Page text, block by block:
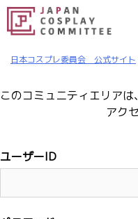
日本コスプレ委員会 公式サイト
このコミュニティエリア
アク
ユーザーID